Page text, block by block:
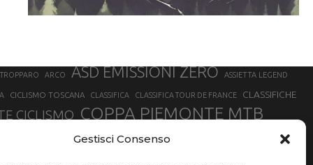
Gestisci Consenso
ARCO ASD EMISSIONI ZERO ASSIETTA LEGEND
CICLISMO TOSCANA CLASSIFICA CLASSIFICA TOUR DE FRANCE CLASSIFICHE
CICLISMO COPPA PIEMONTE MTB
FABIO ARU FIAB FINALE LIGURE